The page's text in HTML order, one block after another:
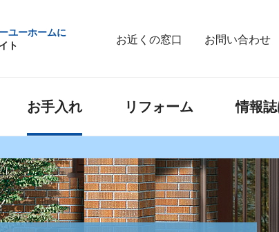
ユーホームに
ト
お近くの窓口 お問い合わせ
お手入れ リフォーム 情報